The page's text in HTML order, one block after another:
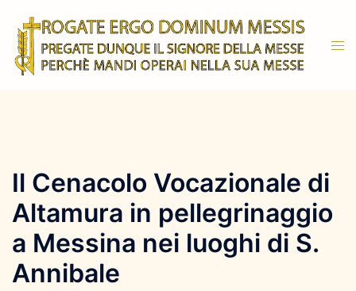
contenuto
Il Cenacolo Vocazionale di
Altamura in pellegrinaggio
a Messina nei luoghi di S.
Annibale